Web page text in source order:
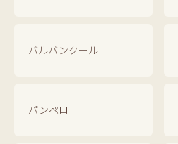
バルバンクール
パンペロ